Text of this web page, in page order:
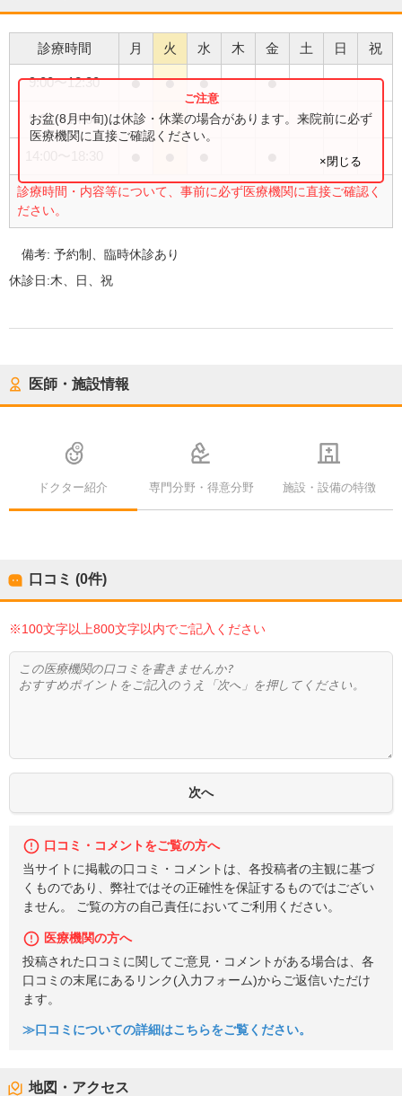
診療時間 月 火 水 木 金 土 日 祝
9:00〜12:30 ● ● ● ●
9:00〜14:00 ●
診療時間・内容等について、事前に必ず医療機関に直接ご確認く
ださい。
お盆(8月中旬)は休診・休業の場合があります。来院前に必ず
医療機関に直接ご確認ください。
×閉じる
備考:予約制、臨時休診あり
休診日:木、日、祝
医師・施設情報
ドクター紹介 専門分野・得意分野 施設・設備の特徴
口コミ (0件)
※100文字以上800文字以内でご記入ください
口コミ・コメントをご覧の方へ
当サイトに掲載の口コミ・コメントは、各投稿者の主観に基づ
くものであり、弊社ではその正確性を保証するものではござい
ません。 ご覧の方の自己責任においてご利用ください。
医療機関の方へ
投稿された口コミに関してご意見・コメントがある場合は、各
口コミの末尾にあるリンク(入力フォーム)からご返信いただけ
ます。
≫口コミについての詳細はこちらをご覧ください。
地図・アクセス